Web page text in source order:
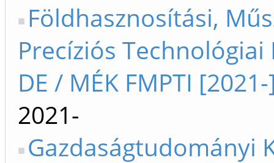
Földhasznosítási,
Precíziós Technológiai
DE / MÉK FMPTI
2021-
Gazdaságtudományi